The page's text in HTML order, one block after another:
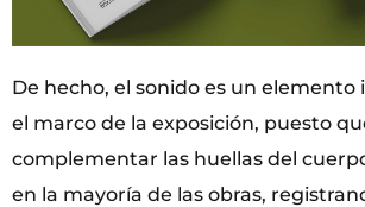
De hecho, el sonido es un
el marco de la exposición, puesto
complementar las huellas del
en la mayoría de las obras,